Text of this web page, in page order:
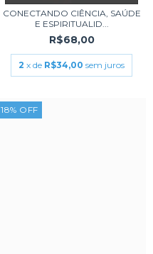
CONECTANDO CIÊNCIA, SAÚDE
E ESPIRITUALID...
R$68,00
2 x de R$34,00 sem juros
18% OFF